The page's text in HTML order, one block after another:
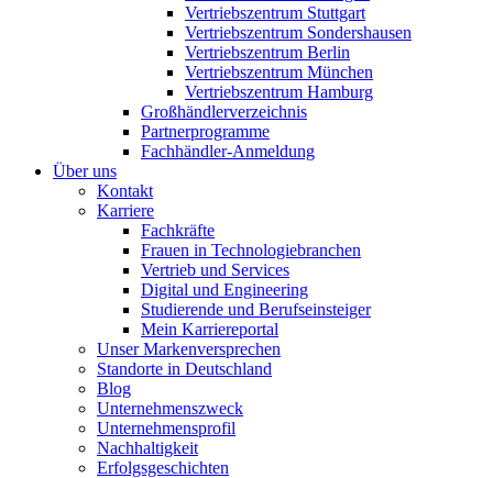
Vertriebszentrum Stuttgart
Vertriebszentrum Sondershausen
Vertriebszentrum Berlin
Vertriebszentrum München
Vertriebszentrum Hamburg
Großhändlerverzeichnis
Partnerprogramme
Fachhändler-Anmeldung
Über uns
Kontakt
Karriere
Fachkräfte
Frauen in Technologiebranchen
Vertrieb und Services
Digital und Engineering
Studierende und Berufseinsteiger
Mein Karriereportal
Unser Markenversprechen
Standorte in Deutschland
Blog
Unternehmenszweck
Unternehmensprofil
Nachhaltigkeit
Erfolgsgeschichten